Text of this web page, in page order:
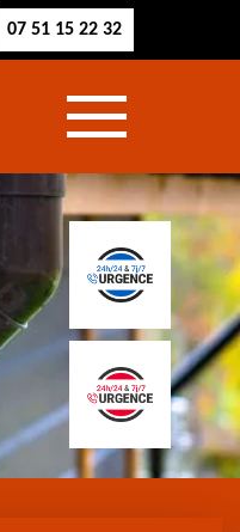
07 51 15 22 32